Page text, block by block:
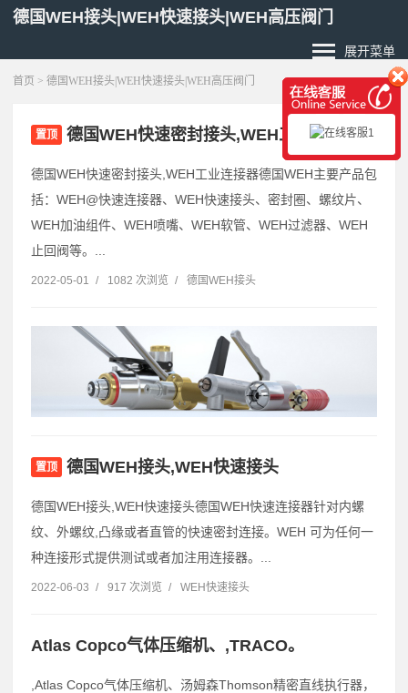
德国WEH接头|WEH快速接头|WEH高压阀门
展开菜单
首页 > 德国WEH接头|WEH快速接头|WEH高压阀门
置顶 德国WEH快速密封接头,WEH工业连接器
德国WEH快速密封接头,WEH工业连接器德国WEH主要产品包
括：WEH@快速连接器、WEH快速接头、密封圈、螺纹片、
WEH加油组件、WEH喷嘴、WEH软管、WEH过滤器、WEH
止回阀等。...
2022-05-01 / 1082 次浏览 / 德国WEH接头
置顶 德国WEH接头,WEH快速接头
德国WEH接头,WEH快速接头德国WEH快速连接器针对内螺
纹、外螺纹,凸缘或者直管的快速密封连接。WEH 可为任何一
种连接形式提供测试或者加注用连接器。...
2022-06-03 / 917 次浏览 / WEH快速接头
Atlas Copco气体压缩机、,TRACO。
,Atlas Copco气体压缩机、汤姆森Thomson精密直线执行器，